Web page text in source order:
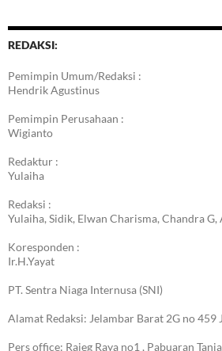
REDAKSI:
Pemimpin Umum/Redaksi :
Hendrik Agustinus
Pemimpin Perusahaan :
Wigianto
Redaktur :
Yulaiha
Redaksi :
Yulaiha, Sidik, Elwan Charisma, Chandra G,
Koresponden :
Ir.H.Yayat
PT. Sentra Niaga Internusa (SNI)
Alamat Redaksi: Jelambar Barat 2G no 459
Pers office: Rajeg Raya no1 , Pabuaran